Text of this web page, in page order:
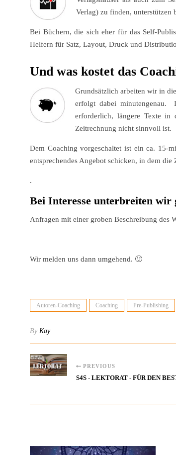
Verlag) zu finden, unterstützen
Bei Büchern, die sich eher für das Self-
Helfern für Satz, Layout, Druck und
Und was kostet das
Grundsätzlich arbeiten wir in
erfolgt dabei minutengenau.
erforderlich, längere Texte in
Zeitrechnung nicht sinnvoll ist.
Dem Coaching vorgeschaltet ist ein ca. 15-
entsprechendes Angebot schicken, in dem die
.
Bei Interesse unterbreiten wir
Anfragen mit einer groben Beschreibung des
Wir melden uns dann umgehend. 🙂
Autoren-Coaching Coaching Pre-Publishing
By Kay
PREVIOUS
S4S - LEKTORAT - FÜR DEN